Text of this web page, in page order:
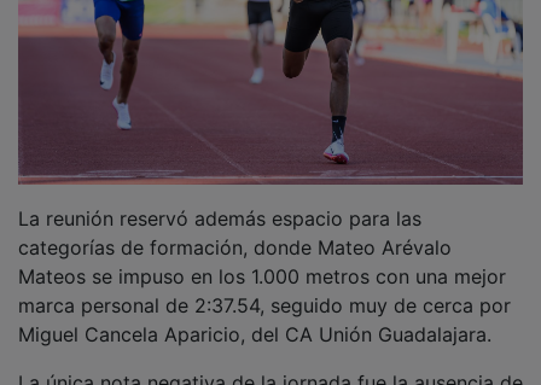
madrileña llegaba a la Fuente de la Niña con la
intención de superar el récord de España, pero no
pudo tomar la salida.
PUBLICIDAD